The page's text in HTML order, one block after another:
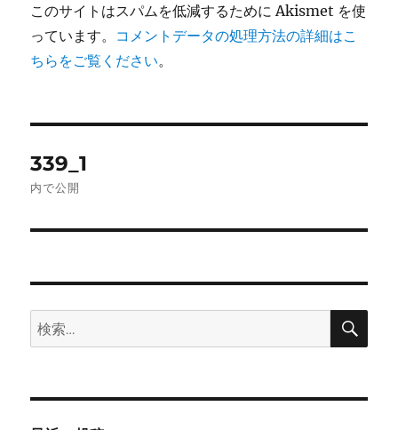
このサイトはスパムを低減するために Akismet を使
っています。 コメントデータの処理方法の詳細はこ
ちらをご覧ください。
稿
ゲ
ー
ョ
339_1
内で公開
検
索:
検